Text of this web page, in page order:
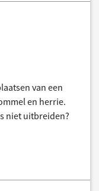
van een
en herrie.
niet uitbreiden?